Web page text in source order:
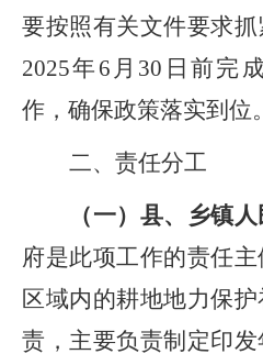
要按照有关文件要求
2025年 6 月 30 日前完
作，确保政策落实到位。
二、责任分工
（一）县、乡镇人
府是此项工作的责任主
区域内的耕地地力保
责，主要负责制定印